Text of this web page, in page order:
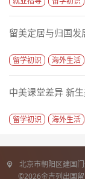
留美定居与归国发
留学初识 海外生活
中美课堂差异 新
留学初识 海外生活
北京市朝阳区建国
©2026金吉列出国